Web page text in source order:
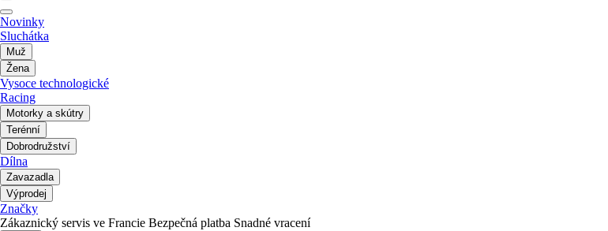
Novinky
Sluchátka
Muž
Žena
Vysoce technologické
Racing
Motorky a skútry
Terénní
Dobrodružství
Dílna
Zavazadla
Výprodej
Značky
Zákaznický servis ve Francie Bezpečná platba Snadné vracení